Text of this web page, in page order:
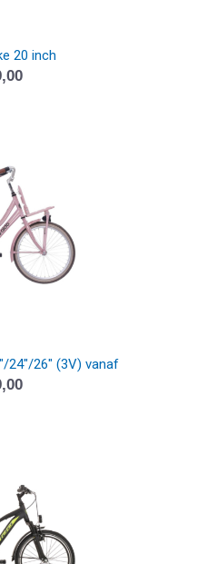
20 inch
24″/26″ (3V) vanaf